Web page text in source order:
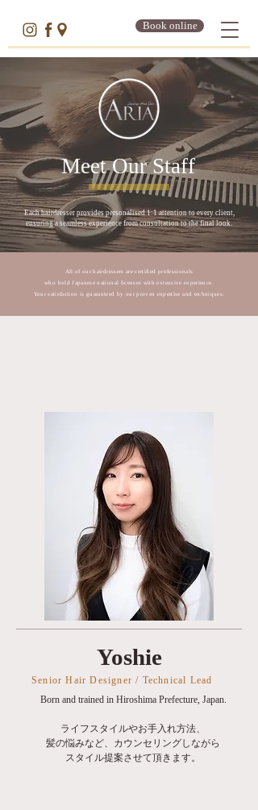
Book online
Meet Our Staff
Each hairdresser provides personalised 1:1 attention to every client,
ensuring a seamless experience from consultation to the final look.
All of our hairdressers are certified professionals
who hold Japanese national licenses with extensive experience.
Your satisfaction is guaranteed by our proven expertise and techniques.
Yoshie
Senior Hair Designer / Technical Lead ​
Born and trained in Hiroshima Prefecture, Japan.
ライフスタイルやお手入れ方法、
髪の悩みなど、カウンセリングしながら
スタイル提案させて頂きます。